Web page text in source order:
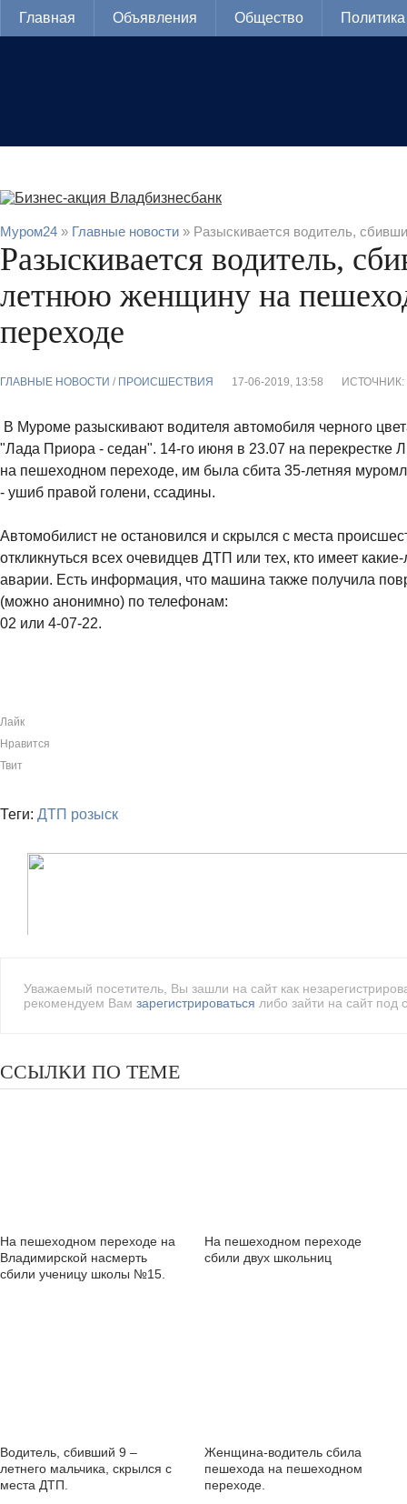
Главная Объявления Общество Политика
Муром24 » Главные новости » Разыскивается водитель,
Разыскивается водитель,
летнюю женщину на
переходе
ГЛАВНЫЕ НОВОСТИ / ПРОИСШЕСТВИЯ 17-06-2019, 13:58 ИСТОЧНИК:
В Муроме разыскивают водителя автомобиля черного
"Лада Приора - седан". 14-го июня в 23.07 на перекрестке
на пешеходном переходе, им была сбита 35-летняя
- ушиб правой голени, ссадины.
Автомобилист не остановился и скрылся с места
откликнуться всех очевидцев ДТП или тех, кто имеет
аварии. Есть информация, что машина также получила
(можно анонимно) по телефонам:
02 или 4-07-22.
Лайк
Нравится
Твит
Теги: ДТП розыск
Уважаемый посетитель, Вы зашли на сайт как
рекомендуем Вам зарегистрироваться либо зайти на сайт
ССЫЛКИ ПО ТЕМЕ
На пешеходном переходе на
Владимирской насмерть
сбили ученицу школы №15.
На пешеходном переходе
сбили двух школьниц
Водитель, сбивший 9 –
летнего мальчика, скрылся с
места ДТП.
Женщина-водитель сбила
пешехода на пешеходном
переходе.